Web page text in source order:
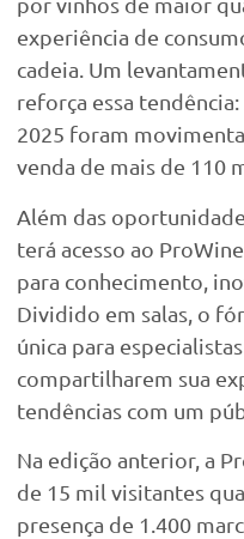
experiência de
cadeia. Um
reforça essa
2025 foram
venda de mais de 110
Além das
terá acesso ao
para conhecimento,
Dividido em salas, o
única para
compartilharem sua
tendências com um
Na edição anterior, a
de 15 mil visitantes
presença de 1.400